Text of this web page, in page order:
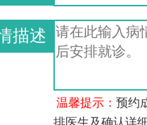
描述
温馨提示：预约